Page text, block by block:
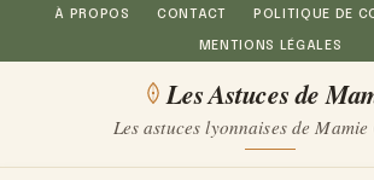
Aller
au
À PROPOS CONTACT POLITIQUE DE
MENTIONS LÉGALES
Les Astuces de
Les astuces lyonnaises de Mamie